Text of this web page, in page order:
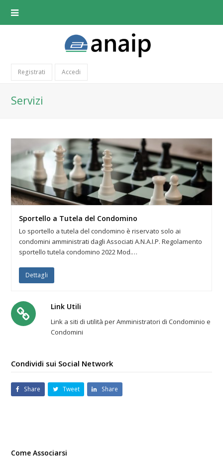
Registrati Accedi
Servizi
Sportello a Tutela del Condomino
Lo sportello a tutela del condomino è riservato solo ai
condomini amministrati dagli Associati A.N.A.I.P. Regolamento
sportello tutela condomino 2022 Mod.…
Dettagli
Link Utili
Link a siti di utilità per Amministratori di Condominio e
Condomini
Condividi sui Social Network
Share Tweet Share
Come Associarsi